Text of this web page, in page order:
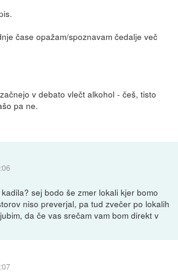
čase opažam/spoznavam čedalje več
v debato vlečt alkohol - češ, tisto
pa ne.
sej bodo še zmer lokali kjer bomo
niso preverjal, pa tud zvečer po lokalih
da če vas srečam vam bom direkt v